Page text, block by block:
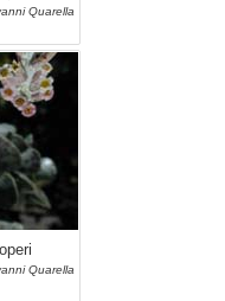
Quarella
Quarella